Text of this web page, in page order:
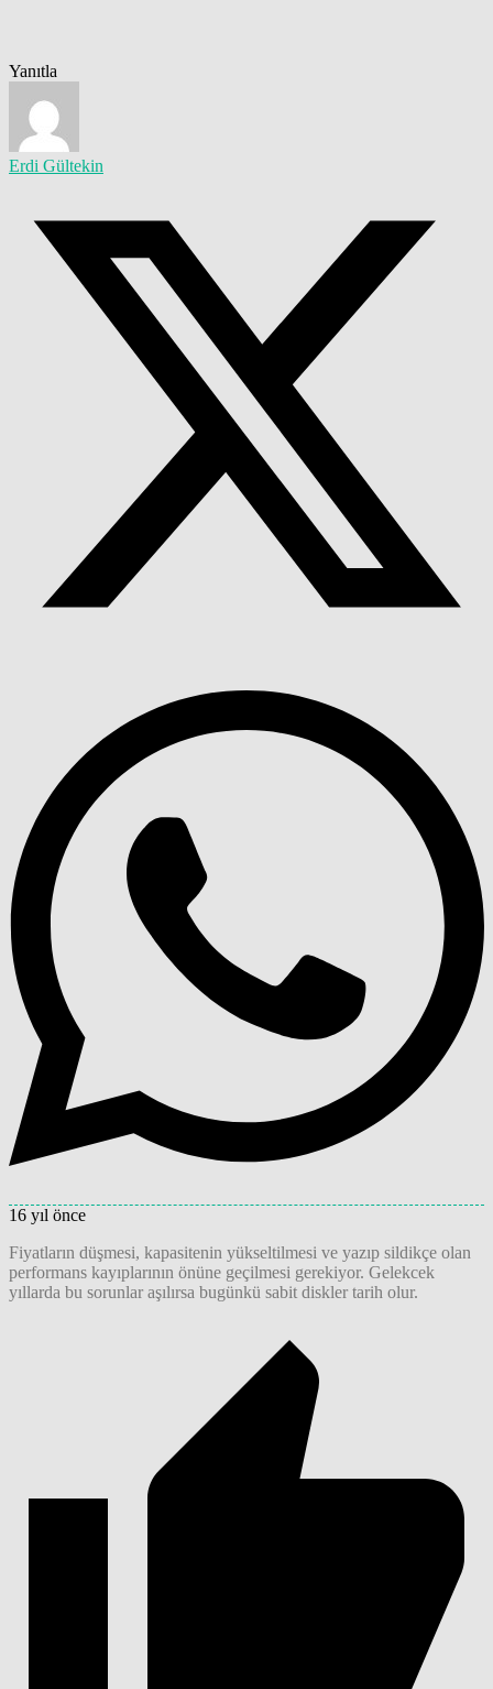
Yanıtla
Erdi Gültekin
16 yıl önce
Fiyatların düşmesi, kapasitenin yükseltilmesi ve yazıp sildikçe olan
performans kayıplarının önüne geçilmesi gerekiyor. Gelekcek
yıllarda bu sorunlar aşılırsa bugünkü sabit diskler tarih olur.